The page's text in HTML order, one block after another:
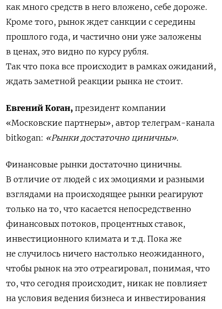
как много средств в него вложено, себе дороже.
Кроме того, рынок ждет санкции с середины
прошлого года, и частично они уже заложены
в ценах, это видно по курсу рубля.
Так что пока все происходит в рамках ожиданий,
ждать заметной реакции рынка не стоит.
Евгений Коган, президент компании
«Московские партнеры», автор телеграм-канала
bitkogan: «Рынки достаточно циничны».
Финансовые рынки достаточно циничны.
В отличие от людей с их эмоциями и разными
взглядами на происходящее рынки реагируют
только на то, что касается непосредственно
финансовых потоков, процентных ставок,
инвестиционного климата и т.д. Пока же
не случилось ничего настолько неожиданного,
чтобы рынок на это отреагировал, понимая, что
то, что сегодня происходит, никак не повлияет
на условия ведения бизнеса и инвестирования